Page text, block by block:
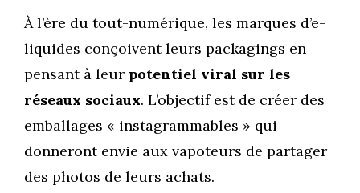
À l’ère du tout-numérique, les marques d’e-
liquides conçoivent leurs packagings en
pensant à leur potentiel viral sur les
réseaux sociaux. L’objectif est de créer des
emballages « instagrammables » qui
donneront envie aux vapoteurs de partager
des photos de leurs achats.